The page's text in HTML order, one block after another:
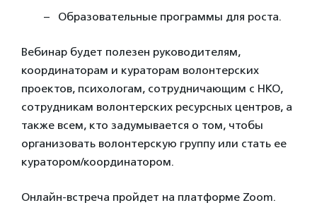
Образовательные программы для роста.
Вебинар будет полезен руководителям,
координаторам и кураторам волонтерских
проектов, психологам, сотрудничающим с НКО,
сотрудникам волонтерских ресурсных центров, а
также всем, кто задумывается о том, чтобы
организовать волонтерскую группу или стать ее
куратором/координатором.
Онлайн-встреча пройдет на платформе Zoom.